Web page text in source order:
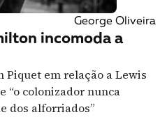
George Oliveira
incomoda a
Piquet em relação a Lewis
“o colonizador nunca
dos alforriados”